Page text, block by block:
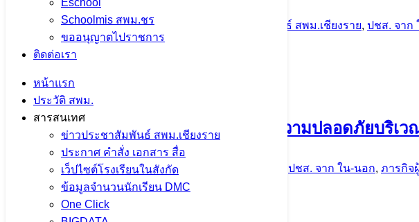
Eschool
Schoolmis สพม.ชร
ขออนุญาตไปราชการ
ติดต่อเรา
หน้าแรก
ประวัติ สพม.
สารสนเทศ
ข่าวประชาสัมพันธ์ สพม.เชียงราย
ประกาศ คำสั่ง เอกสาร สื่อ
เว็ปไซต์โรงเรียนในสังกัด
ข้อมูลจำนวนนักเรียน DMC
One Click
5 มิถุนายน 20245 มิถุนายน 2024 ข่าวประชาสัมพันธ์ สพม.เชียงราย, ปชส. จาก
จำนวนผู้ชม: 1,527
ลงพื้นที่ !!! ตรวจเยี่ยมอาคารเรียนและความปลอดภัยบริ
5 มิถุนายน 2024 ข่าวประชาสัมพันธ์ สพม.เชียงราย ปชส. จาก ใน-นอก, ภารกิจ
จำนวนผู้ชม: 1,483